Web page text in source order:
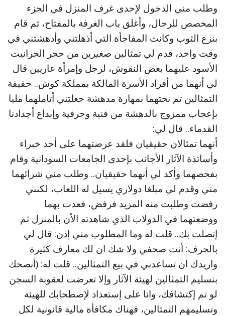
وطلب مني الدخول لإحدى غرف المنزل في الجزء
المخصص للرجال، وأغلق باب الغرفة بالمفتاح، ثم قام
بنزع الثوب وكانت المفاجأة التي أذهلتني وأدهشتني في
وقت واحد، قدم لي تمثالين صغيرين من حجر الجرانيت
الأسود عليهما بعض النقوش، لرجل وإمرأة عاريين قال
لي أنهما من أفراد الأسرة المالكة بمملكة كوش.. حقيقة
التمثالين تم نحتهما بمهارة مدهشة جعلتني أتاملهما مليا
بإعجاب ممزوج بالدهشة من فنية وحرفية وإبداع أجدادنا
القدماء.. قال لي:
أنهما تمثالان حقيقيان فلقد عرضتهما على أحد خبراء
وأساتذة الآثار الأجانب بإحدى الجامعات السودانية وقام
بفحصهما وأكد لي أنهما حقيقيان.. وطلب مني شرائهما
مني وقدم لي مبلغا دولاري يسيل له اللعاب، لكنني
رفضت وطلبت منه المزيد فرفض، فعدت بهما
ووضعتهما في الدولاب الذي شاهدته الأن بالمنزل ثم
إتصلت بك.. قلت له وما المطلوب مني إذن: قال لي
بالحرف: أنت صحفي ولا شك ان لك معارف كثيرة
واريدك ان تساعدني في بيع التمثالين.. قلت له: (أنصحك
بتسليم التمثالين لهيئة الآثار وإلا تعرضت لعقوبة السجن
لو تم إكتشافك، وانا على إستعداد لإصطحابك للهيئة
وتسليمهم التمثالين، فهناك مكافأة مالية قانونية لكل